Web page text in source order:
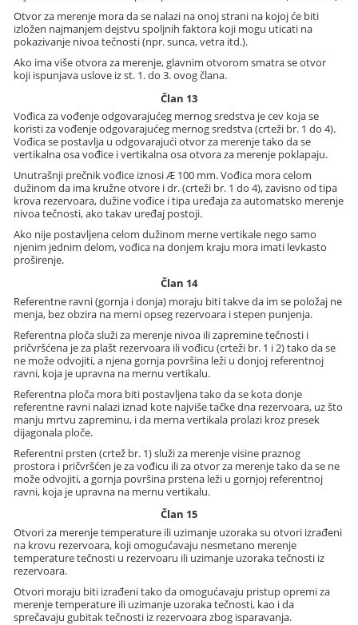
Otvor za merenje mora da se nalazi na onoj strani na kojoj će biti
izložen najmanjem dejstvu spoljnih faktora koji mogu uticati na
pokazivanje nivoa tečnosti (npr. sunca, vetra itd.).
Ako ima više otvora za merenje, glavnim otvorom smatra se otvor
koji ispunjava uslove iz st. 1. do 3. ovog člana.
Član 13
Vođica za vođenje odgovarajućeg mernog sredstva je cev koja se
koristi za vođenje odgovarajućeg mernog sredstva (crteži br. 1 do 4).
Vođica se postavlja u odgovarajući otvor za merenje tako da se
vertikalna osa vođice i vertikalna osa otvora za merenje poklapaju.
Unutrašnji prečnik vođice iznosiÆ 100 mm. Vođica mora celom
dužinom da ima kružne otvore i dr. (crteži br. 1 do 4), zavisno od tipa
krova rezervoara, dužine vođice i tipa uređaja za automatsko merenje
nivoa tečnosti, ako takav uređaj postoji.
Ako nije postavljena celom dužinom merne vertikale nego samo
njenim jednim delom, vođica na donjem kraju mora imati levkasto
proširenje.
Član 14
Referentne ravni (gornja i donja) moraju biti takve da im se položaj ne
menja, bez obzira na merni opseg rezervoara i stepen punjenja.
Referentna ploča služi za merenje nivoa ili zapremine tečnosti i
pričvršćena je za plašt rezervoara ili vođicu (crteži br. 1 i 2) tako da se
ne može odvojiti, a njena gornja površina leži u donjoj referentnoj
ravni, koja je upravna na mernu vertikalu.
Referentna ploča mora biti postavljena tako da se kota donje
referentne ravni nalazi iznad kote najviše tačke dna rezervoara, uz što
manju mrtvu zapreminu, i da merna vertikala prolazi kroz presek
dijagonala ploče.
Referentni prsten (crtež br. 1) služi za merenje visine praznog
prostora i pričvršćen je za vođicu ili za otvor za merenje tako da se ne
može odvojiti, a gornja površina prstena leži u gornjoj referentnoj
ravni, koja je upravna na mernu vertikalu.
Član 15
Otvori za merenje temperature ili uzimanje uzoraka su otvori izrađeni
na krovu rezervoara, koji omogućavaju nesmetano merenje
temperature tečnosti u rezervoaru ili uzimanje uzoraka tečnosti iz
rezervoara.
Otvori moraju biti izrađeni tako da omogućavaju pristup opremi za
merenje temperature ili uzimanje uzoraka tečnosti, kao i da
sprečavaju gubitak tečnosti iz rezervoara zbog isparavanja.